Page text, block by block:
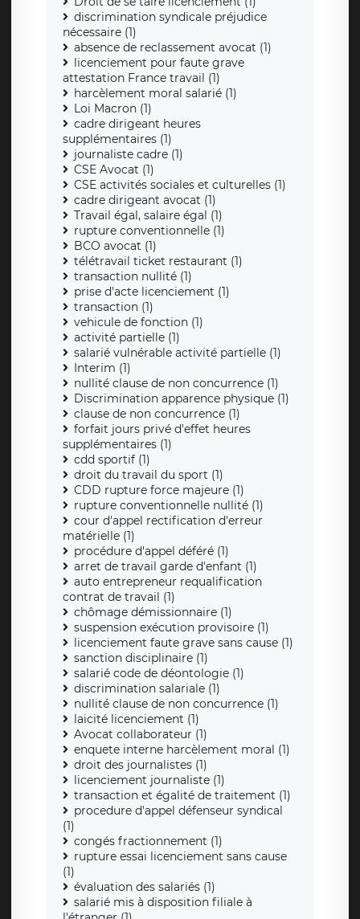
discrimination syndicale préjudice
nécessaire (1)
absence de reclassement avocat (1)
licenciement pour faute grave
attestation France travail (1)
harcèlement moral salarié (1)
Loi Macron (1)
cadre dirigeant heures
supplémentaires (1)
journaliste cadre (1)
CSE Avocat (1)
CSE activités sociales et culturelles (1)
cadre dirigeant avocat (1)
Travail égal, salaire égal (1)
rupture conventionnelle (1)
BCO avocat (1)
télétravail ticket restaurant (1)
transaction nullité (1)
prise d'acte licenciement (1)
transaction (1)
vehicule de fonction (1)
activité partielle (1)
salarié vulnérable activité partielle (1)
Interim (1)
nullité clause de non concurrence (1)
Discrimination apparence physique (1)
clause de non concurrence (1)
forfait jours privé d'effet heures
supplémentaires (1)
cdd sportif (1)
droit du travail du sport (1)
CDD rupture force majeure (1)
rupture conventionnelle nullité (1)
cour d'appel rectification d'erreur
matérielle (1)
procédure d'appel déféré (1)
arret de travail garde d'enfant (1)
auto entrepreneur requalification
contrat de travail (1)
chômage démissionnaire (1)
suspension exécution provisoire (1)
licenciement faute grave sans cause (1)
sanction disciplinaire (1)
salarié code de déontologie (1)
discrimination salariale (1)
nullité clause de non concurrence (1)
laicité licenciement (1)
Avocat collaborateur (1)
enquete interne harcèlement moral (1)
droit des journalistes (1)
licenciement journaliste (1)
transaction et égalité de traitement (1)
procedure d'appel défenseur syndical
(1)
congés fractionnement (1)
rupture essai licenciement sans cause
(1)
évaluation des salariés (1)
salarié mis à disposition filiale à